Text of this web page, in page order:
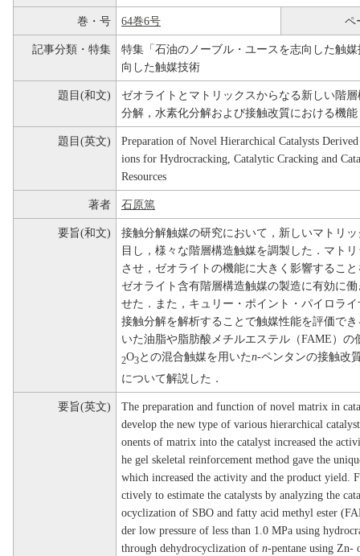
巻・号 64巻6号 ペ
記事分類・特集
特集「石油のノーブル・ユースを志向した触
向した触媒技術
題目(和文)
ゼオライトとマトリックスからなる新しい階
分解，水素化分解および接触改質における機能
題目(英文)
Preparation of Novel Hierarchical Catalysts
ions for Hydrocracking, Catalytic Cracking and
Resources
著者 石原篤
要旨(和文)
接触分解触媒の研究において，新しいマトリ
目し，様々な階層構造触媒を調製した．マト
させ，ゼオライトの機能に大きく影響するこ
ゼオライト含有階層構造触媒の製造に有効に
せた．また，キュリー・ポイント・パイロラ
接触分解を解析することで触媒性能を評価で
いた油脂や脂肪酸メチルエステル（FAME）
2O3との混合触媒を用いたn-ペンタンの接触改
について解説した．
要旨(英文)
The preparation and function of novel matrix in
develop the new type of various hierarchical
onents of matrix into the catalyst increased the
he gel skeletal reinforcement method gave the
which increased the activity and the product yield.
ctively to estimate the catalysts by analyzing the
ocyclization of SBO and fatty acid methyl ester
der low pressure of less than 1.0 MPa using
through dehydrocyclization of n-pentane using Zn-